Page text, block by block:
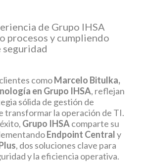
de Grupo IHSA
procesos y cumpliendo
seguridad
comoMarcelo Bitulka,
en Grupo IHSA, reflejan
sólida de gestión de
transformar la operación de TI.
Grupo IHSAcomparte su
Endpoint Centraly
, dos soluciones clave para
y la eficiencia operativa.